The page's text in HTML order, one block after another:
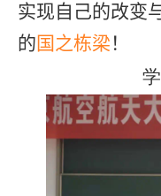
实现自己的改变
的国之栋梁 ！